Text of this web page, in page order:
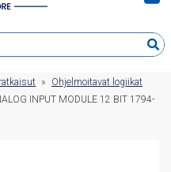
»
Ohjelmoitavat logiikat
INPUT MODULE 12 BIT 1794-